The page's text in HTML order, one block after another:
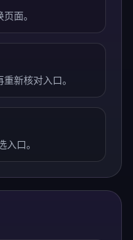
面。
新核对入口。
口。